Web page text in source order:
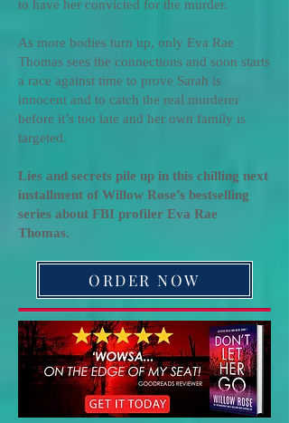
to have her convicted for the murder.
As more bodies turn up, only Eva Rae
Thomas sees the connections and soon starts
a race against time to prove Sarah is
innocent and to catch the real murderer
before it’s too late and her own family is
targeted.
Lies and secrets pile up in this chilling next
installment of Willow Rose’s bestselling
series about FBI profiler Eva Rae
Thomas.
ORDER NOW